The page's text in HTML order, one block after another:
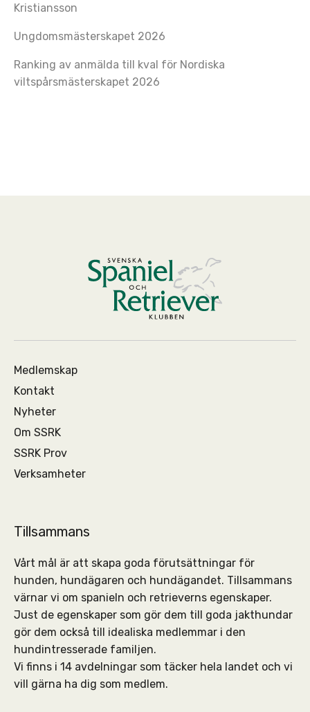
Kristiansson
Ungdomsmästerskapet 2026
Ranking av anmälda till kval för Nordiska
viltspårsmästerskapet 2026
Medlemskap
Kontakt
Nyheter
Om SSRK
SSRK Prov
Verksamheter
Tillsammans
Vårt mål är att skapa goda förutsättningar för
hunden, hundägaren och hundägandet. Tillsammans
värnar vi om spanieln och retrieverns egenskaper.
Just de egenskaper som gör dem till goda jakthundar
gör dem också till idealiska medlemmar i den
hundintresserade familjen.
Vi finns i 14 avdelningar som täcker hela landet och vi
vill gärna ha dig som medlem.